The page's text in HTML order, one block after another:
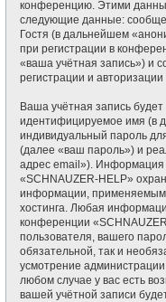
конференцию. Этими
следующие данные:
Гостя (в дальнейшем
при регистрации в
«ваша учётная запись») и
регистрации и
Ваша учётная запись
идентифицируемое имя (в
индивидуальный пароль
(далее «ваш пароль») и
адрес email»). Информация
«SCHNAUZER-HELP»
информации,
хостинга. Любая
конференции
пользователя, вашего
обязательной, так и
усмотрение
любом случае у вас есть
вашей учётной записи